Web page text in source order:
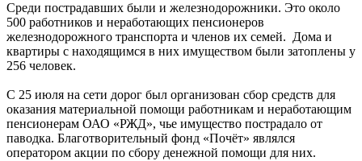
Среди пострадавших были и железнодорожники. Это около
500 работников и неработающих пенсионеров
железнодорожного транспорта и членов их семей. Дома и
квартиры с находящимся в них имуществом были затоплены у
256 человек.
С 25 июля на сети дорог был организован сбор средств для
оказания материальной помощи работникам и неработающим
пенсионерам ОАО «РЖД», чье имущество пострадало от
паводка. Благотворительный фонд «Почёт» являлся
оператором акции по сбору денежной помощи для них.